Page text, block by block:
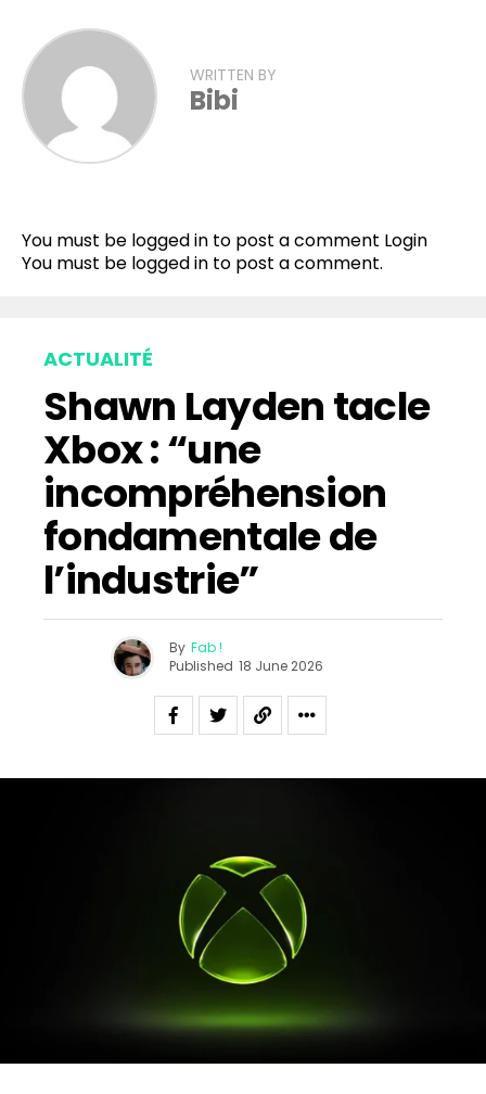
WRITTEN BY
Bibi
You must be logged in to post a comment Login
You must be logged in to post a comment.
ACTUALITÉ
Shawn Layden tacle
Xbox : “une
incompréhension
fondamentale de
l’industrie”
By Fab !
Published 18 June 2026
Pinterest